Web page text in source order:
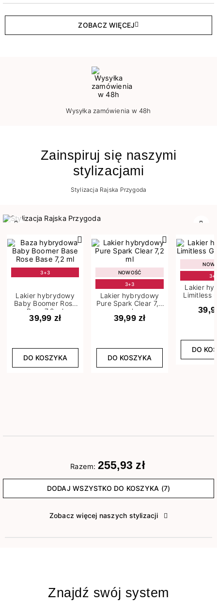
ZOBACZ WIĘCEJ
Wysyłka zamówienia w 48h
Zainspiruj się naszymi
stylizacjami
Stylizacja Rajska Przygoda
3+3
Lakier hybrydowy
Baby Boomer Rose
Base 7,2 ml
39,99 zł
DO KOSZYKA
NOWOŚĆ
3+3
Lakier hybrydowy
Pure Spark Clear 7,2
ml
39,99 zł
DO KOSZYKA
Lakier
Limitless
DO
Razem: 255,93 zł
DODAJ WSZYSTKO DO KOSZYKA (7)
Zobacz więcej naszych stylizacji
Znajdź swój system